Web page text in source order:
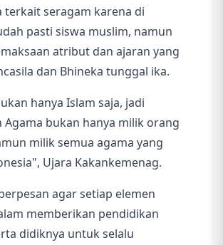
terkait seragam karena di
pasti siswa muslim, namun
atribut dan ajaran yang
dan Bhineka tunggal ika.
hanya Islam saja, jadi
Agama bukan hanya milik orang
milik semua agama yang
Ujara Kakankemenag.
agar setiap elemen
memberikan pendidikan
didiknya untuk selalu